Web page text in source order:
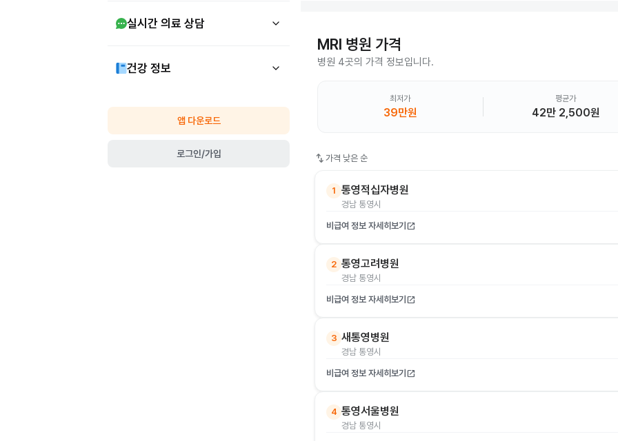
실시간 의료 상담
건강 정보
앱 다운로드
로그인/가입
MRI 병원 가격
병원 4곳의 가격 정보입니다.
최저가
39만원
평균가
42만 2,500원
swap_vert 가격 낮은 순
1 통영적십자병원
경남 통영시
비급여 정보 자세히보기 open_in_new
2 통영고려병원
경남 통영시
비급여 정보 자세히보기 open_in_new
3 새통영병원
경남 통영시
비급여 정보 자세히보기 open_in_new
4 통영서울병원
경남 통영시